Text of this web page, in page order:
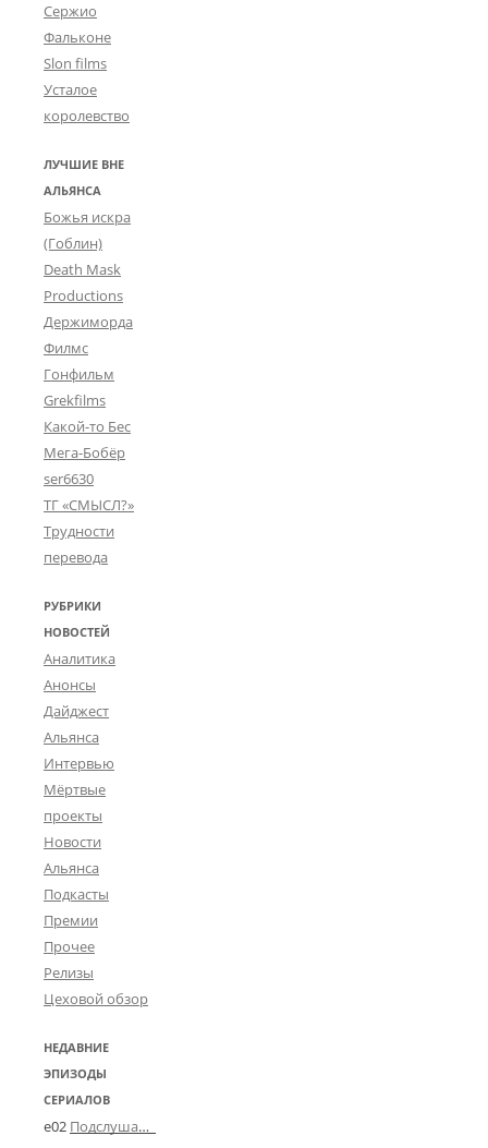
Сержио
Фальконе
Slon films
Усталое
королевство
ЛУЧШИЕ ВНЕ
АЛЬЯНСА
Божья искра
(Гоблин)
Death Mask
Productions
Держиморда
Филмс
Гонфильм
Grekfilms
Какой-то Бес
Мега-Бобёр
ser6630
ТГ «СМЫСЛ?»
Трудности
перевода
РУБРИКИ
НОВОСТЕЙ
Аналитика
Анонсы
Дайджест
Альянса
Интервью
Мёртвые
проекты
Новости
Альянса
Подкасты
Премии
Прочее
Релизы
Цеховой обзор
НЕДАВНИЕ
ЭПИЗОДЫ
СЕРИАЛОВ
e02 Подслушано в Угличе